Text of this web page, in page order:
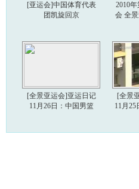
[亚运会]中国体育代表
团凯旋回京
2010
会 全
[全景亚运会]亚运日记
11月26日：中国男篮
[全景
11月